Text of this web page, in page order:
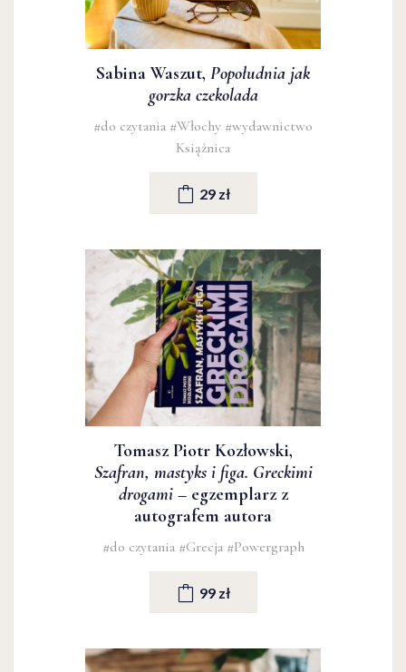
Sabina Waszut, Popołudnia jak
gorzka czekolada
#do czytania #Włochy #wydawnictwo
Książnica
29 zł
Tomasz Piotr Kozłowski,
Szafran, mastyks i figa. Greckimi
drogami– egzemplarz z
autografem autora
#do czytania #Grecja #Powergraph
99 zł